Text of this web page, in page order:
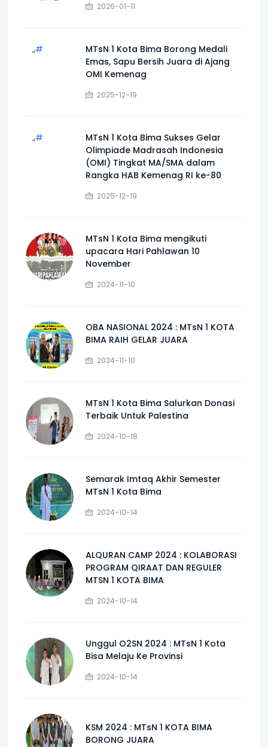
2026-01-11
MTsN 1 Kota Bima Borong Medali
Emas, Sapu Bersih Juara di Ajang
OMI Kemenag
2025-12-19
MTsN 1 Kota Bima Sukses Gelar
Olimpiade Madrasah Indonesia
(OMI) Tingkat MA/SMA dalam
Rangka HAB Kemenag RI ke-80
2025-12-19
MTsN 1 Kota Bima mengikuti
upacara Hari Pahlawan 10
November
2024-11-10
OBA NASIONAL 2024 : MTsN 1 KOTA
BIMA RAIH GELAR JUARA
2024-11-10
MTsN 1 Kota Bima Salurkan Donasi
Terbaik Untuk Palestina
2024-10-18
Semarak Imtaq Akhir Semester
MTsN 1 Kota Bima
2024-10-14
ALQURAN CAMP 2024 : KOLABORASI
PROGRAM QIRAAT DAN REGULER
MTSN 1 KOTA BIMA
2024-10-14
Unggul O2SN 2024 : MTsN 1 Kota
Bisa Melaju Ke Provinsi
2024-10-14
KSM 2024 : MTsN 1 KOTA BIMA
BORONG JUARA